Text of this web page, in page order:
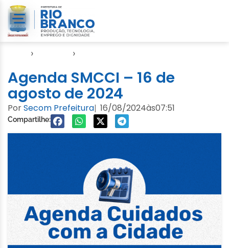
› ›
Agenda SMCCI – 16 de
agosto de 2024
PorSecom Prefeitura| 16/08/2024às07:51
Compartilhe: